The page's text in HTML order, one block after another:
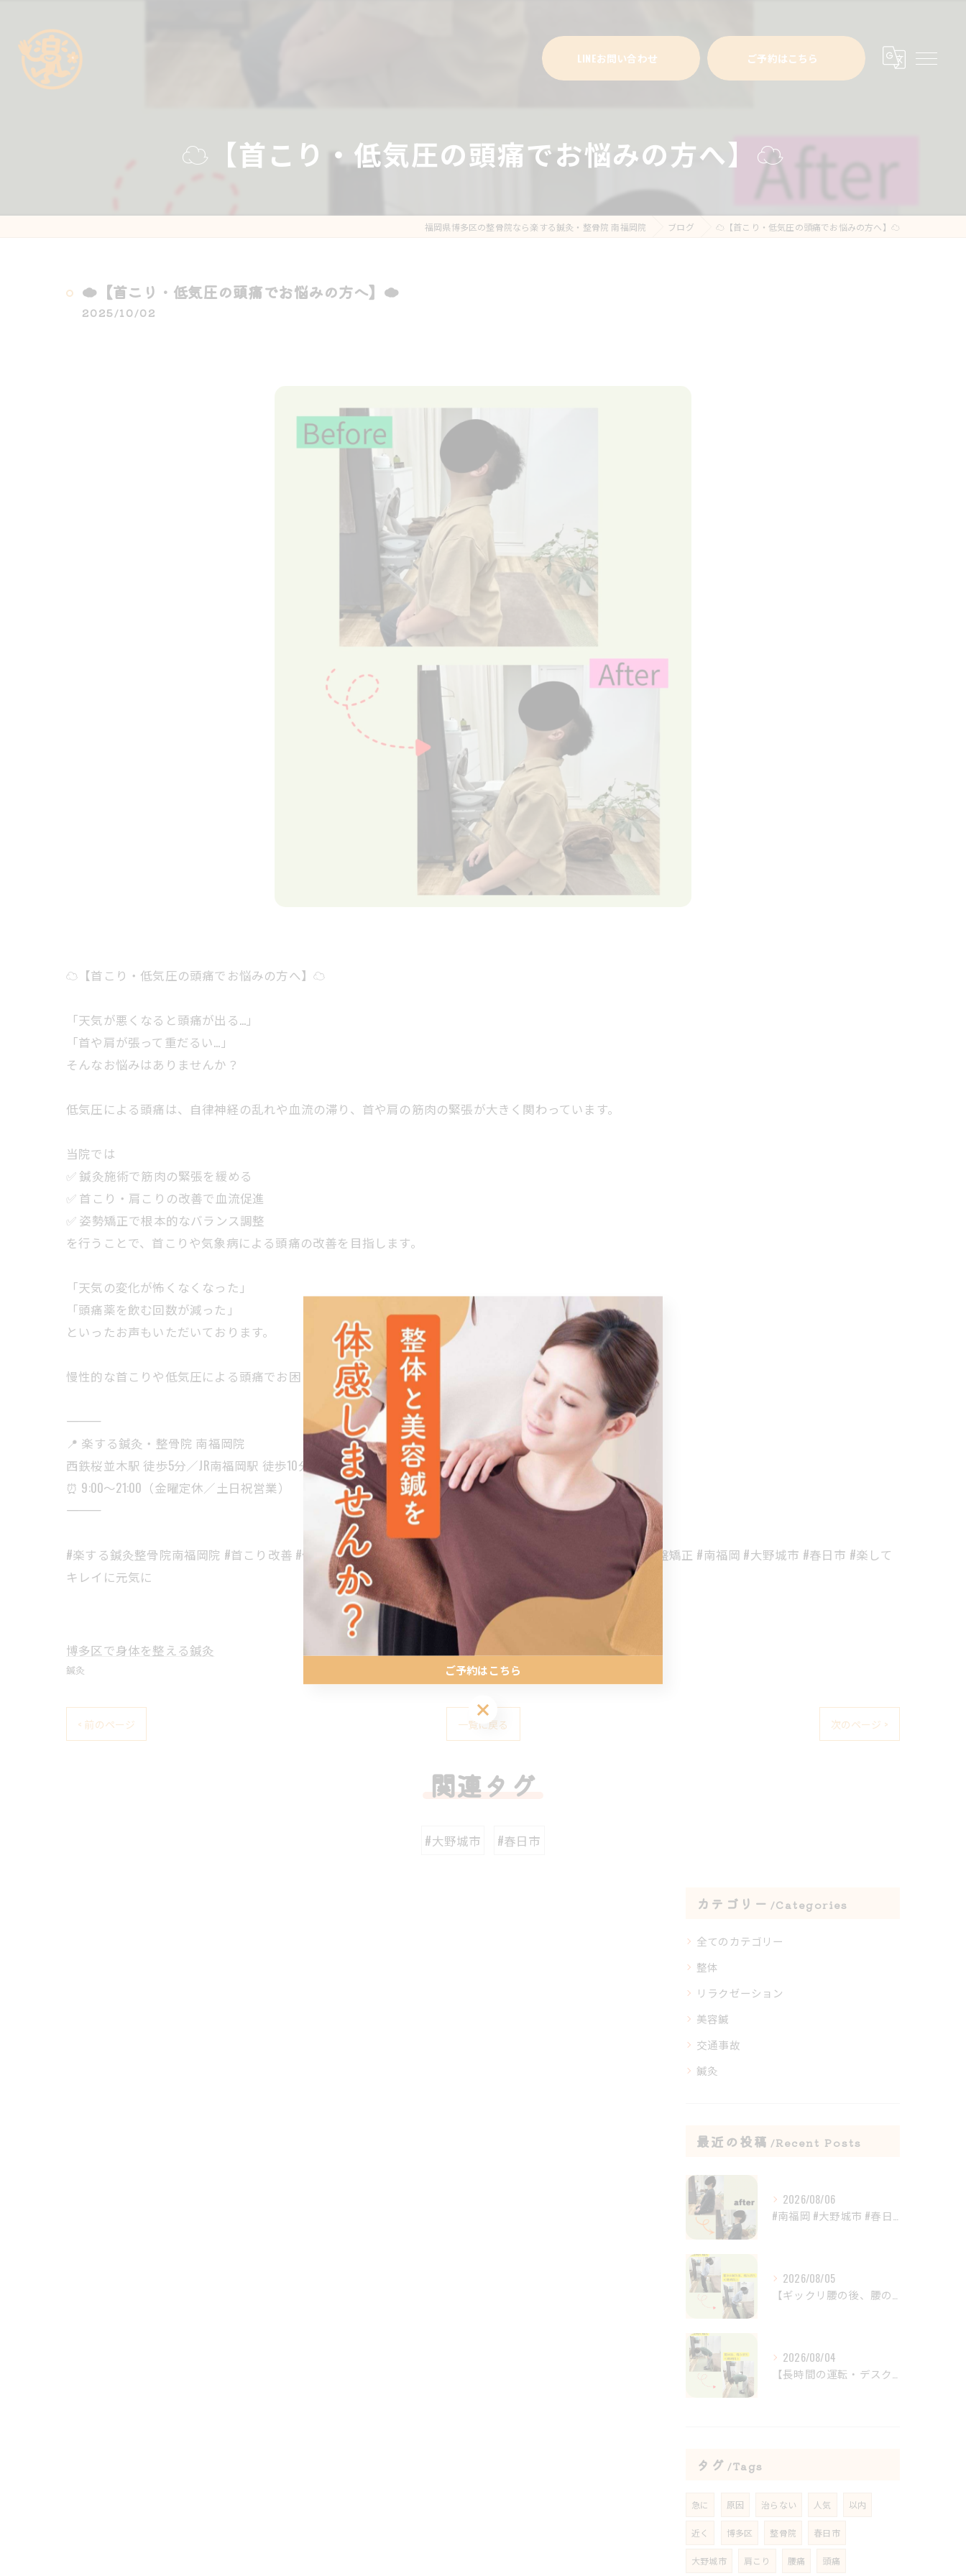
LINEお問い合わせ ご予約はこちら
☁️【首こり・低気圧の頭痛でお悩みの方へ】☁️
福岡県博多区の整骨院なら楽する鍼灸・整骨院 南福岡院 ブログ ☁️【首こり・低気圧の頭痛でお悩みの方へ】☁️
☁️【首こり・低気圧の頭痛でお悩みの方へ】☁️
2025/10/02
☁️【首こり・低気圧の頭痛でお悩みの方へ】☁️
「天気が悪くなると頭痛が出る…」
「首や肩が張って重だるい…」
そんなお悩みはありませんか？
低気圧による頭痛は、自律神経の乱れや血流の滞り、首や肩の筋肉の緊張が大きく関わっています。
当院では
✅ 鍼灸施術で筋肉の緊張を緩める
✅ 首こり・肩こりの改善で血流促進
✅ 姿勢矯正で根本的なバランス調整
を行うことで、首こりや気象病による頭痛の改善を目指します。
「天気の変化が怖くなくなった」
「頭痛薬を飲む回数が減った」
といったお声もいただいております。
慢性的な首こりや低気圧による頭痛でお困りの方は、ぜひ一度ご相談ください。
――――――――――
📍 楽する鍼灸・整骨院 南福岡院
西鉄桜並木駅 徒歩5分／JR南福岡駅 徒歩10分
⏰ 9:00〜21:00（金曜定休／土日祝営業）
――――――――――
#楽する鍼灸整骨院南福岡院 #首こり改善 #低気圧頭痛 #気象病 #肩こり改善 #頭痛改善 #鍼灸 #姿勢矯正 #骨盤矯正 #南福岡 #大野城市 #春日市 #楽して
キレイに元気に
博多区で身体を整える鍼灸
鍼灸
< 前のページ 一覧に戻る 次のページ >
関連タグ
#大野城市 #春日市
カテゴリー Categories
全てのカテゴリー
整体
リラクゼーション
美容鍼
交通事故
鍼灸
最近の投稿 Recent Posts
2026/08/06
2026/08/05
2026/08/04
タグ Tags
急に 原因 治らない 人気 以内
近く 博多区 整骨院 春日市
大野城市 肩こり 腰痛 頭痛
ご予約はこちら
ご予約はこちら